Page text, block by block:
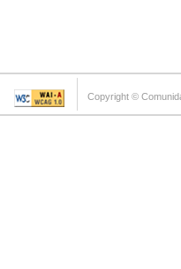
Copyright ©